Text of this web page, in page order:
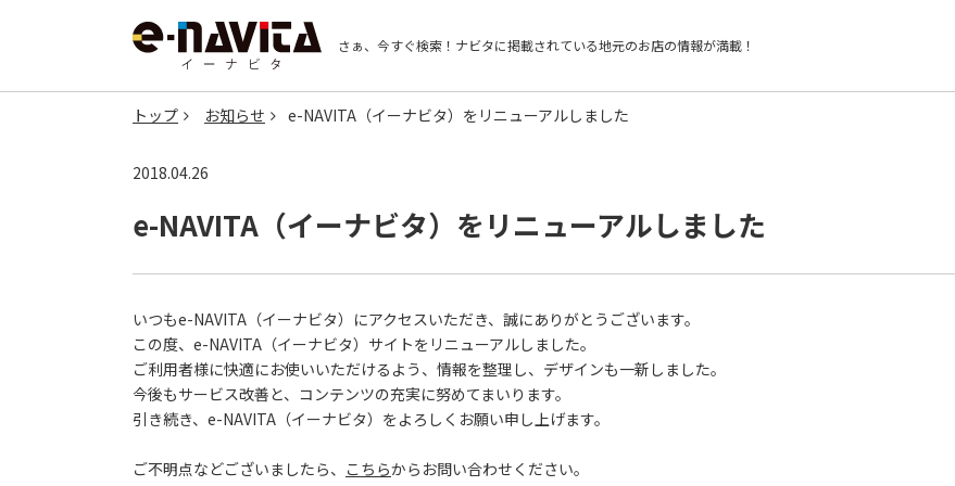
さぁ、今すぐ検索！ ナビタに掲載されている地元のお店の情報が満載！
トップ お知らせ e-NAVITA（イーナビタ）をリニューアルしました
2018.04.26
e-NAVITA（イーナビタ）をリニューアルしました
いつもe-NAVITA（イーナビタ）にアクセスいただき、誠にありがとうございます。
この度、e-NAVITA（イーナビタ）サイトをリニューアルしました。
ご利用者様に快適にお使いいただけるよう、情報を整理し、デザインも一新しました。
今後もサービス改善と、コンテンツの充実に努めてまいります。
引き続き、e-NAVITA（イーナビタ）をよろしくお願い申し上げます。
ご不明点などございましたら、 こちらからお問い合わせください。